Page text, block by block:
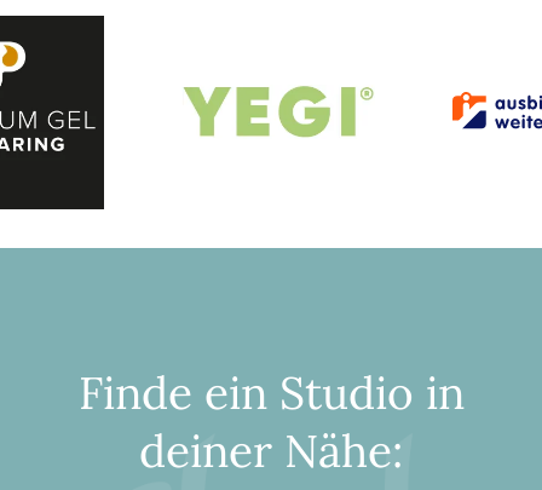
Finde ein Studio in
deiner Nähe: